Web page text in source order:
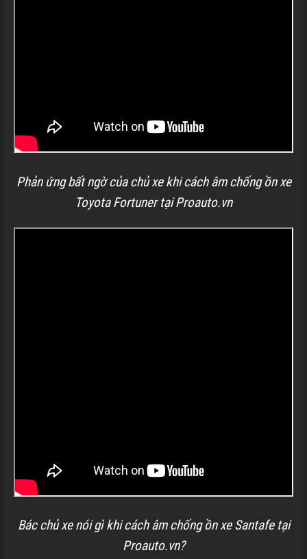
Phản ứng bất ngờ của chủ xe khi cách âm chống ồn xe
Toyota Fortuner tại Proauto.vn
Bác chủ xe nói gì khi cách âm chống ồn xe Santafe tại
Proauto.vn?